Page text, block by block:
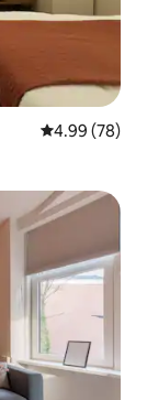
평점 4.99점(5
4.99 (78)